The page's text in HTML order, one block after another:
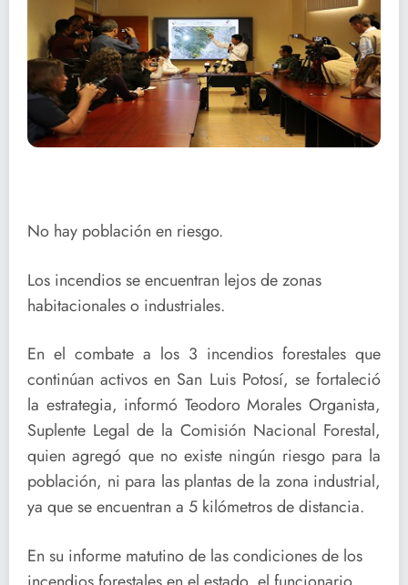
No hay población en riesgo.
Los incendios se encuentran lejos de zonas
habitacionales o industriales.
En el combate a los 3 incendios forestales que
continúan activos en San Luis Potosí, se fortaleció
la estrategia, informó Teodoro Morales Organista,
Suplente Legal de la Comisión Nacional Forestal,
quien agregó que no existe ningún riesgo para la
población, ni para las plantas de la zona industrial,
ya que se encuentran a 5 kilómetros de distancia.
En su informe matutino de las condiciones de los